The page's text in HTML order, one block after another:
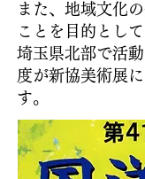
また、地域文化
ことを目的として
埼玉県北部で活
度が新協美術展
す。